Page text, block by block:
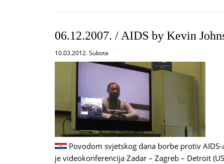
06.12.2007. / AIDS by Kevin
10.03.2012. Subota
Povodom svjetskog dana borbe protiv
je videokonferencija Zadar – Zagreb – Detroit